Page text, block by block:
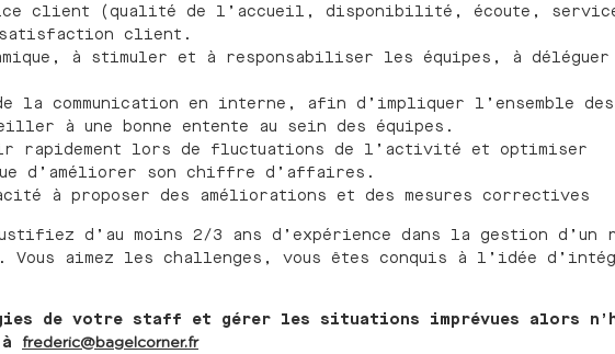
client (qualité de l’accueil, disponibilité, écoute,
client.
à stimuler et à responsabiliser les équipes, à
la communication en interne, afin d’impliquer l’ensemble des
à une bonne entente au sein des équipes.
rapidement lors de fluctuations de l’activité et optimiser
d’améliorer son chiffre d’affaires.
à proposer des améliorations et des mesures correctives
d’au moins 2/3 ans d’expérience dans la gestion d’un
Vous aimez les challenges, vous êtes conquis à l’idée
de votre staff et gérer les situations imprévues alors
frederic@bagelcorner.fr